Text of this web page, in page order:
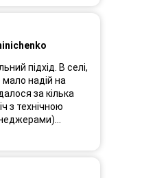
підхід. В селі,
надій на
за кілька
з технічною
швидкості в
про більше,
спроби